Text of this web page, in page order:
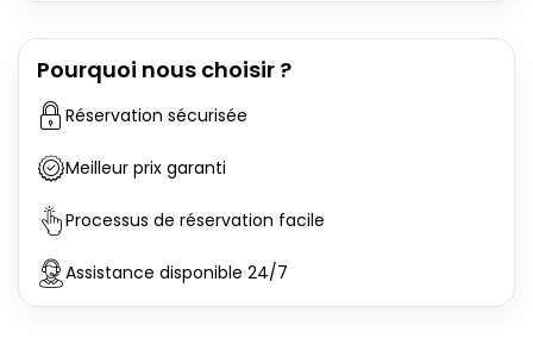
Pourquoi nous choisir ?
Réservation sécurisée
Meilleur prix garanti
Processus de réservation facile
Assistance disponible 24/7